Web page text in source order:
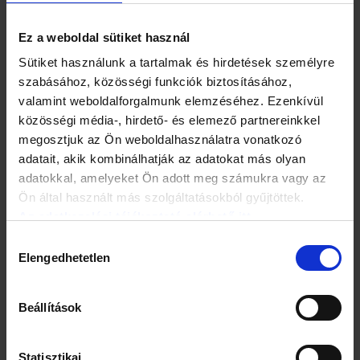
Ez a weboldal sütiket használ
Sütiket használunk a tartalmak és hirdetések személyre
szabásához, közösségi funkciók biztosításához,
valamint weboldalforgalmunk elemzéséhez. Ezenkívül
közösségi média-, hirdető- és elemező partnereinkkel
megosztjuk az Ön weboldalhasználatra vonatkozó
adatait, akik kombinálhatják az adatokat más olyan
adatokkal, amelyeket Ön adott meg számukra vagy az
Ön által használt más szolgáltatásokból gyűjtöttek.
kiválasztása
Elengedhetetlen
Beállítások
Statisztikai
Egy hónappal később már meg is tartottuk az első hivatalos
futamot a tököli reptéren – ez 2003-ban volt. A közönség
gyorsan megszerette, és már a második évtől gyakorlatilag
globális versennyé vált: ma már szinte minden kontinensen
van Red Bull Air Race.